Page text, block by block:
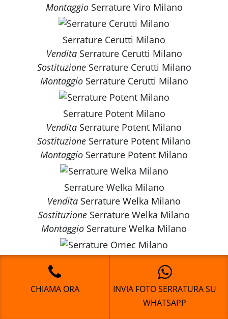
Montaggio Serrature Viro Milano
Serrature Cerutti Milano
Vendita Serrature Cerutti Milano
Sostituzione Serrature Cerutti Milano
Montaggio Serrature Cerutti Milano
Serrature Potent Milano
Vendita Serrature Potent Milano
Sostituzione Serrature Potent Milano
Montaggio Serrature Potent Milano
Serrature Welka Milano
Vendita Serrature Welka Milano
Sostituzione Serrature Welka Milano
Montaggio Serrature Welka Milano
Serrature Omec Milano
Vendita
Serrature Omec Milano
Sostituzione
Serrature Omec Milano
Serrature Omec Milano
CHIAMA ORA
INVIA FOTO SERRATURA SU
WHATSAPP